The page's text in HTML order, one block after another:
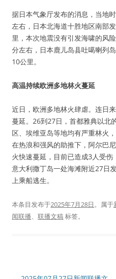
据日本气象厅发布的消息，当地
左右，日本北海道十胜地区南部
里，本次地震没有引发海啸的风
分左右，日本鹿儿岛县吐噶喇列
10公里。
高温持续欧洲多地林火蔓延
近日，欧洲多地林火肆虐。连日
蔓延。26到27日，首都雅典以北
区、埃维亚岛等地均有严重林火
在热浪和强风的助推下，阿尔巴
火快速蔓延，目前已造成3人受伤
意大利撒丁岛一处海滩附近27日
上乘船逃生。
本条目发布于2025年7月28日。属于
闻联播、 联播文稿标签。